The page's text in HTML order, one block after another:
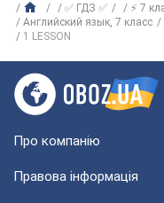
✅ ГДЗ ✅ ⚡ 7
Английский язык, 7 класс
1 LESSON
Про компанію
Правова інформація